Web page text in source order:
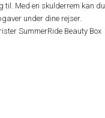
Med en skulderrem kan du
under dine rejser.
SummerRide Beauty Box